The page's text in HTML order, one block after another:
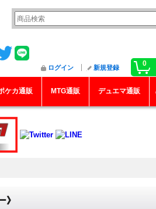
0
ログイン 新規登録
ケカ通販 MTG通販 デュエマ通販
》